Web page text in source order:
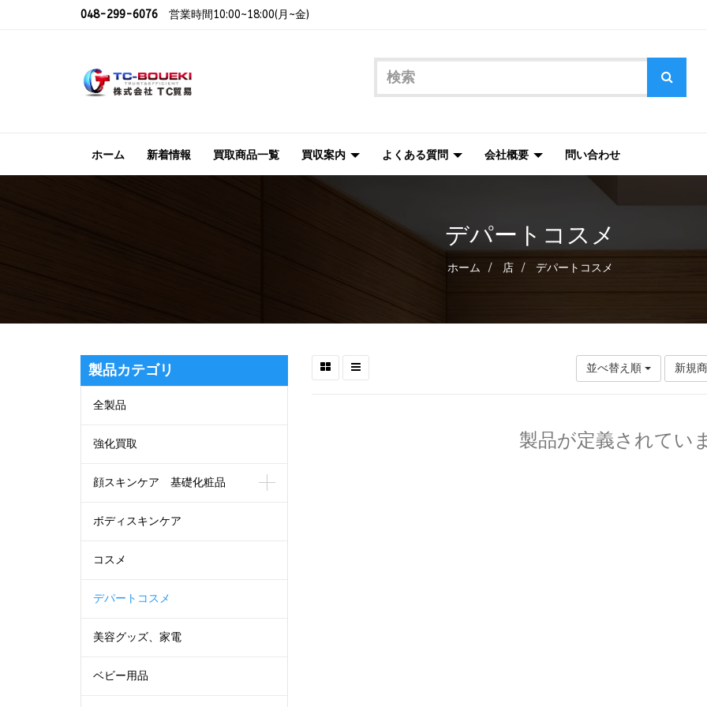
048-299-6076 営業時間10:00~18:00(月~金)
ホーム 新着情報 買取商品一覧 買収案内 よくある質問 会社概要 問い合わせ
デパートコスメ
ホーム 店 デパートコスメ
製品カテゴリ
全製品
強化買取
顔スキンケア 基礎化粧品
ボディスキンケア
コスメ
デパートコスメ
美容グッズ、家電
ベビー用品
並べ替え順 新規
製品が定義されてい